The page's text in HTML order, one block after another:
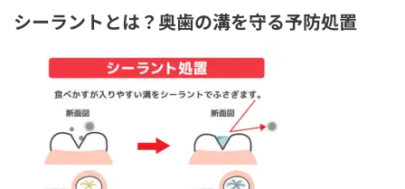
シーラントとは？奥歯の溝を守る予防処置